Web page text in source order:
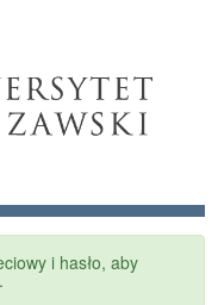
i hasło, aby